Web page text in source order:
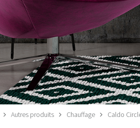
Autres produits Chauffage Caldo